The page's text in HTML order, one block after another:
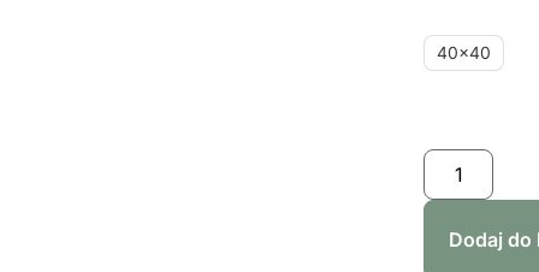
40x40
Dodaj do